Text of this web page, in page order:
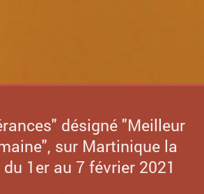
désigné "Meilleur
sur Martinique la
1er au 7 février 2021